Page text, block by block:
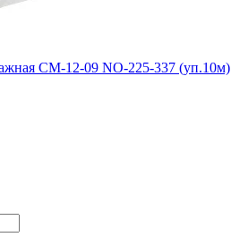
СМ-12-09 NO-225-337 (уп.10м)